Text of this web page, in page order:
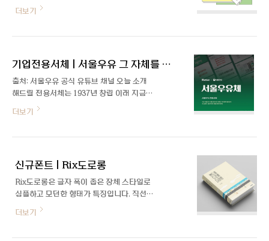
는 생각으로 「Rix지옥철」폰트를 기획하게
포 서체로 열고 싶었고, 그 시작을 우리 일상
힘겨운 하루하루를 보내고 있는 소상공인을
위한 무료 폰트 '..
로 자연스러운 꺾임과 곡선을 주어 따뜻하고
감성적인 느낌을 줍니다. 편안하고 담담한 분
더보기
기업전용서체 | 서울우유 그 자체를 담다, 서울우유체
출처: 서울우유 공식 유튜브 채널 오늘 소개
해드릴 전용서체는 1937년 창립 이래 지금
까지 사용되어 온 서울우유의 한글 로고에서
착안하여 제작한 「서울우유체」입니다. 2021
은 작업을 했습니다. 업계 1위의 자리를 굳건
담은, 서울우유체를 소개합니다. 보기 좋은
고객과의 커뮤니케이션에 있어 서울우유만
하나입니다. 그러한 상징성을 해치지 않으며
더보기
신규폰트 | Rix도로롱
Rix도로롱은 글자 폭이 좁은 장체 스타일로
심플하고 모던한 형태가 특징입니다. 직선으
로 뻗은 획이 시원시원하고 깔끔한 인상을 주
며 두께에 따라 색다른 표현이 가능합니다. 3
더보기